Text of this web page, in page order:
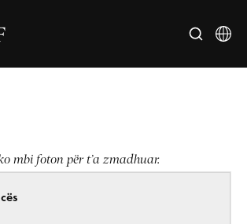
mbi foton për t’a zmadhuar.